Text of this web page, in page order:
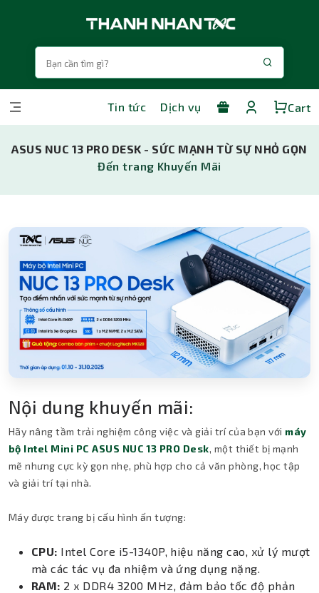
Tin tức Dịch vụ Cart
ASUS NUC 13 PRO DESK - SỨC MẠNH TỪ SỰ NHỎ GỌN
Đến trang Khuyến Mãi
Nội dung khuyến mãi:
Hãy nâng tầm trải nghiệm công việc và giải trí của bạn với máy
bộ Intel Mini PC ASUS NUC 13 PRO Desk, một thiết bị mạnh
mẽ nhưng cực kỳ gọn nhẹ, phù hợp cho cả văn phòng, học tập
và giải trí tại nhà.
Máy được trang bị cấu hình ấn tượng:
CPU: Intel Core i5-1340P, hiệu năng cao, xử lý mượt
mà các tác vụ đa nhiệm và ứng dụng nặng.
RAM: 2 x DDR4 3200 MHz, đảm bảo tốc độ phản